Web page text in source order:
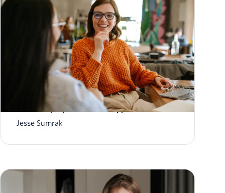
Les 5 meilleurs services d'API de messagerie
électronique pour les développeurs en 2026
Jesse Sumrak